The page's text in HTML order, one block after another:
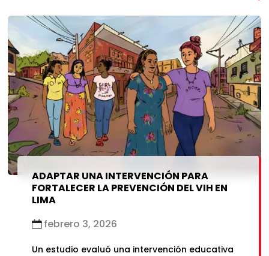
ADAPTAR UNA INTERVENCIÓN PARA
FORTALECER LA PREVENCIÓN DEL VIH EN
LIMA
febrero 3, 2026
Un estudio evaluó una intervención educativa